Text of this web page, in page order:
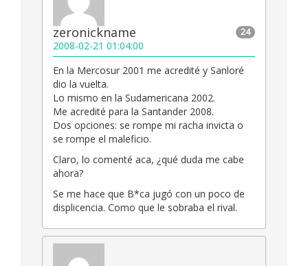
24
zeronickname
2008-02-21 01:04:00
En la Mercosur 2001 me acredité y Sanloré
dio la vuelta.
Lo mismo en la Sudamericana 2002.
Me acredité para la Santander 2008.
Dos opciones: se rompe mi racha invicta o
se rompe el maleficio.
Claro, lo comenté aca, ¿qué duda me cabe
ahora?
Se me hace que B*ca jugó con un poco de
displicencia. Como que le sobraba el rival.